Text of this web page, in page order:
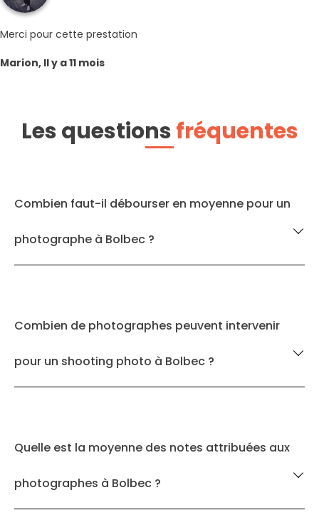
Merci pour cette prestation
Marion, Il y a 11 mois
Les questionsfréquentes
Combien faut-il débourser en moyenne pour un
photographe à Bolbec ?
Combien de photographes peuvent intervenir
pour un shooting photo à Bolbec ?
Quelle est la moyenne des notes attribuées aux
photographes à Bolbec ?